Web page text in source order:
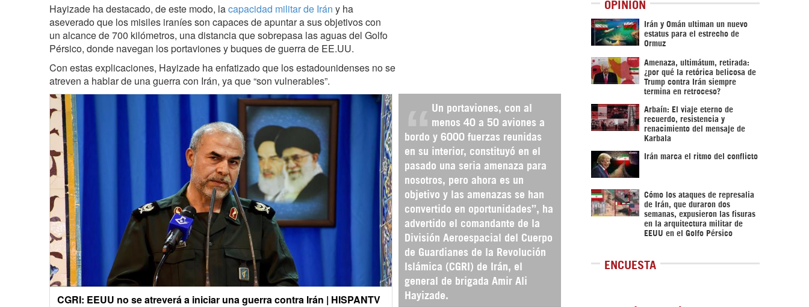
Hayizade ha destacado, de este modo, lacapacidad militar de Irán y ha
aseverado que los misiles iraníes son capaces de apuntar a sus objetivos con
un alcance de 700 kilómetros, una distancia que sobrepasa las aguas del Golfo
Pérsico, donde navegan los portaviones y buques de guerra de EE.UU.
Con estas explicaciones, Hayizade ha enfatizado que los estadounidenses no se
atreven a hablar de una guerra con Irán, ya que “son vulnerables”.
Un portaviones, con al
menos 40 a 50 aviones a
bordo y 6000 fuerzas reunidas
en su interior, constituyó en el
pasado una seria amenaza para
nosotros, pero ahora es un
objetivo y las amenazas se han
convertido en oportunidades”, ha
advertido el comandante de la
División Aeroespacial del Cuerpo
de Guardianes de la Revolución
Islámica (CGRI) de Irán, el
general de brigada Amir Ali
Hayizade.
CGRI: EEUU no se atreverá a iniciar una guerra contra Irán | HISPANTV
OPINIÓN
Irán y Omán ultiman un nuevo
estatus para el estrecho de
Ormuz
Amenaza, ultimátum, retirada:
¿por qué la retórica belicosa de
Trump contra Irán siempre
termina en retroceso?
Arbaín: El viaje eterno de
recuerdo, resistencia y
renacimiento del mensaje de
Karbala
Irán marca el ritmo del conflicto
Cómo los ataques de represalia
de Irán, que duraron dos
semanas, expusieron las fisuras
en la arquitectura militar de
EEUU en el Golfo Pérsico
ENCUESTA